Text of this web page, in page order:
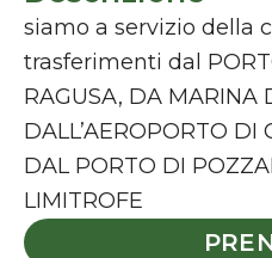
siamo a servizio della
trasferimenti dal
RAGUSA, DA MARINA
DALL’AEROPORTO DI
DAL PORTO DI
LIMITROFE